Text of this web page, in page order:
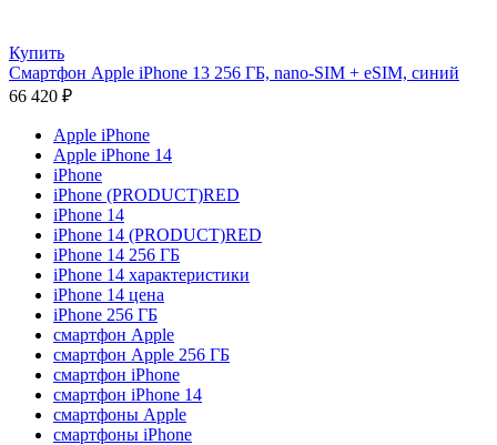
Купить
Смартфон Apple iPhone 13 256 ГБ, nano-SIM + eSIM, синий
66 420 ₽
Apple iPhone
Apple iPhone 14
iPhone
iPhone (PRODUCT)RED
iPhone 14
iPhone 14 (PRODUCT)RED
iPhone 14 256 ГБ
iPhone 14 характеристики
iPhone 14 цена
iPhone 256 ГБ
смартфон Apple
смартфон Apple 256 ГБ
смартфон iPhone
смартфон iPhone 14
смартфоны Apple
смартфоны iPhone